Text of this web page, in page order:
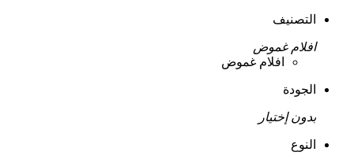
التصنيف
افلام غموض
افلام غموض
الجودة
بدون إختيار
النوع